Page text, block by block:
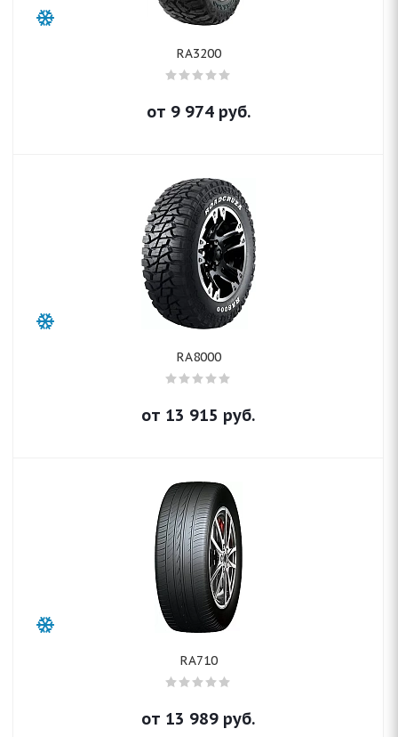
RA3200
от 9 974руб.
RA8000
от 13 915 руб.
RA710
от 13 989 руб.